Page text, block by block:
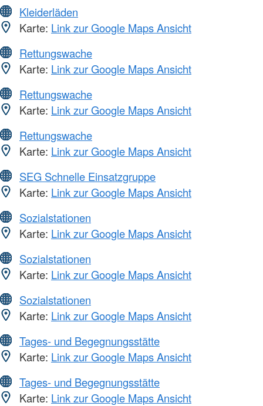
Kleiderläden
Karte: Link zur Google Maps Ansicht
Rettungswache
Karte: Link zur Google Maps Ansicht
Rettungswache
Karte: Link zur Google Maps Ansicht
Rettungswache
Karte: Link zur Google Maps Ansicht
SEG Schnelle Einsatzgruppe
Karte: Link zur Google Maps Ansicht
Sozialstationen
Karte: Link zur Google Maps Ansicht
Sozialstationen
Karte: Link zur Google Maps Ansicht
Sozialstationen
Karte: Link zur Google Maps Ansicht
Tages- und Begegnungsstätte
Karte: Link zur Google Maps Ansicht
Tages- und Begegnungsstätte
Karte: Link zur Google Maps Ansicht